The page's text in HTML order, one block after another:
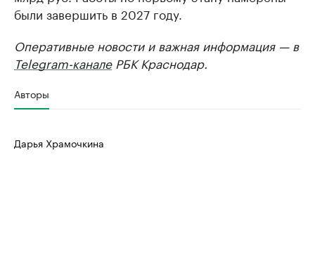
были завершить в 2027 году.
Оперативные новости и важная информация — в
Telegram-каналеРБК Краснодар.
Авторы
Дарья Храмочкина